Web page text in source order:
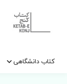
کتاب دانشگاهی